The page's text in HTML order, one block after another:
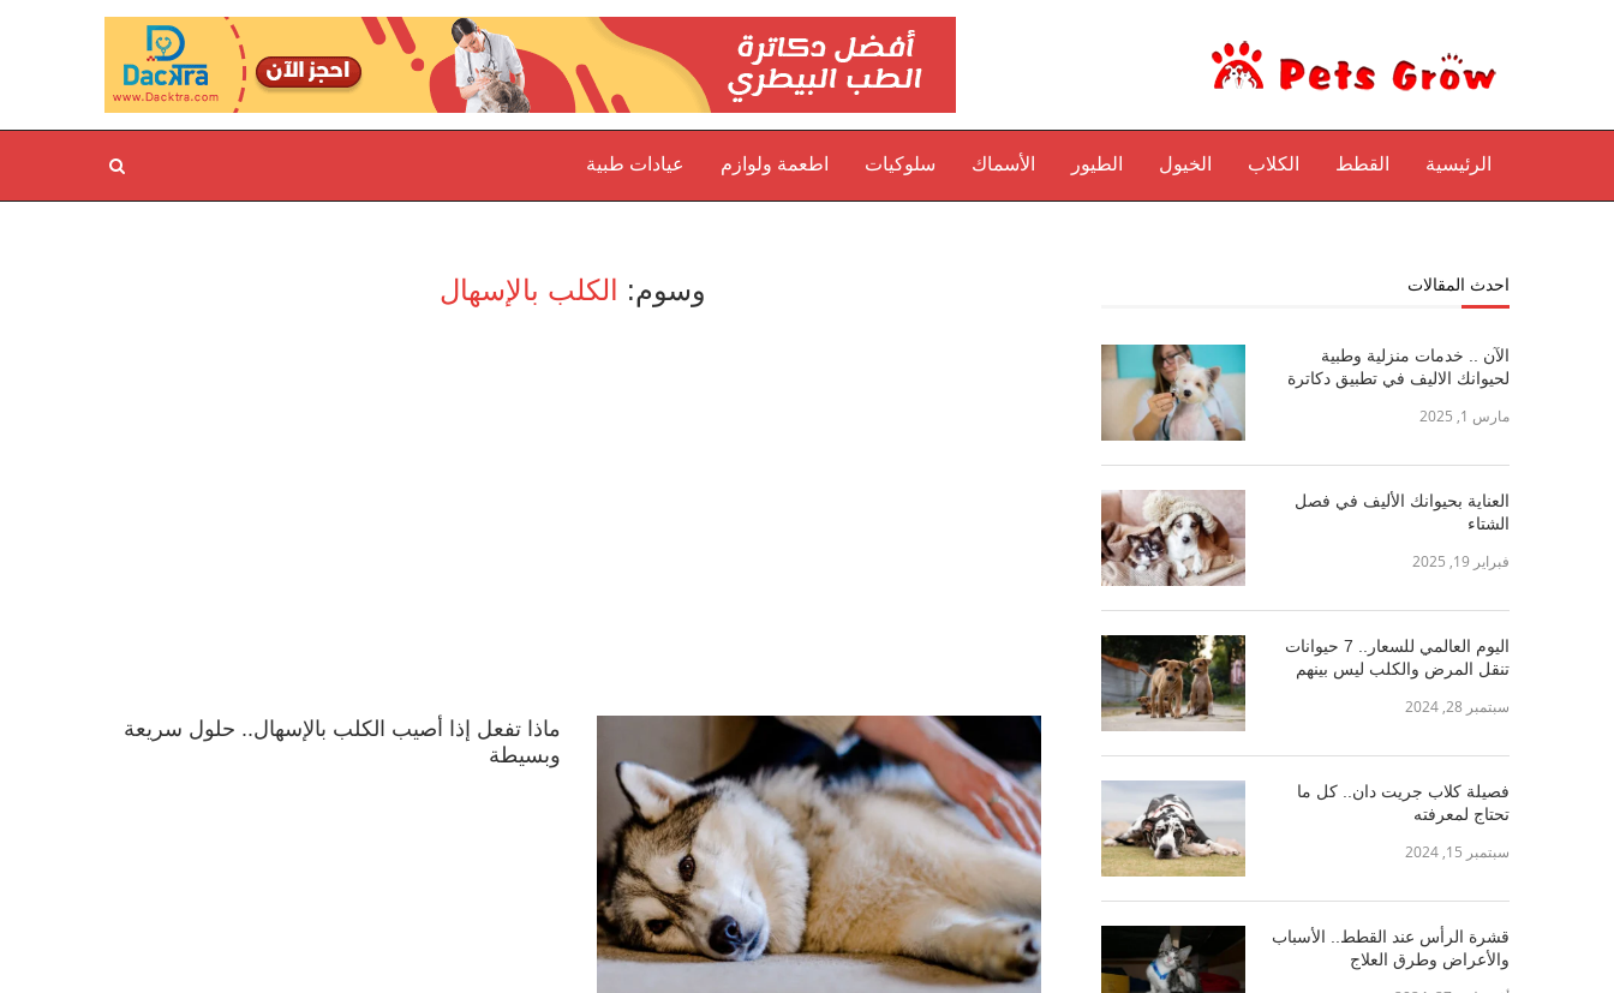
الرئيسية القطط الكلاب الخيول الطيور الأسماك سلوكيات اطعمة ولوازم عيادات طبية
وسوم: الكلب بالإسهال
ماذا تفعل إذا أصيب الكلب بالإسهال.. حلول سريعة
وبسيطة
احدث المقالات
الآن .. خدمات منزلية وطبية
لحيوانك الاليف في تطبيق دكاترة
مارس 1, 2025
العناية بحيوانك الأليف في فصل
الشتاء
فبراير 19, 2025
اليوم العالمي للسعار.. 7 حيوانات
تنقل المرض والكلب ليس بينهم
سبتمبر 28, 2024
فصيلة كلاب جريت دان.. كل ما
تحتاج لمعرفته
سبتمبر 15, 2024
قشرة الرأس عند القطط.. الأسباب
والأعراض وطرق العلاج